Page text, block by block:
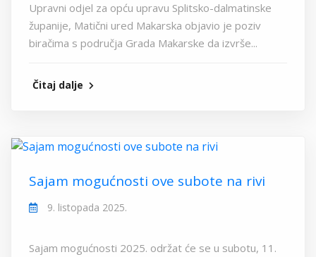
Upravni odjel za opću upravu Splitsko-dalmatinske
županije, Matični ured Makarska objavio je poziv
biračima s područja Grada Makarske da izvrše...
Čitaj dalje
Sajam mogućnosti ove subote na rivi
9. listopada 2025.
Sajam mogućnosti 2025. održat će se u subotu, 11.